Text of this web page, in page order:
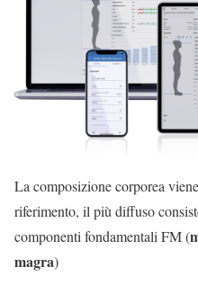
La composizione corporea
riferimento, il più diffuso
componenti fondamentali FM (
magra)